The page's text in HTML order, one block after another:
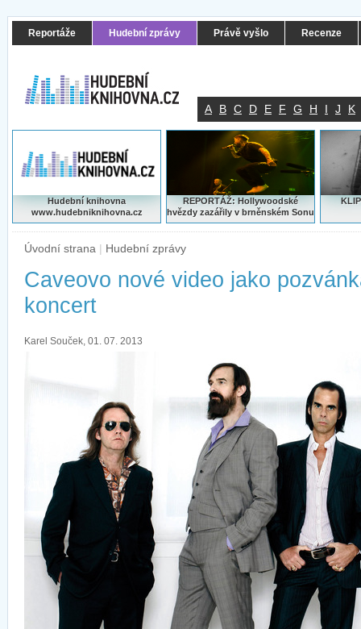
Reportáže Hudební zprávy Právě vyšlo Recenze
A B C D E F G H I J K
Hudební knihovna
www.hudebniknihovna.cz
REPORTÁŽ: Hollywoodské
hvězdy zazářily v brněnském Sonu
Úvodní strana | Hudební zprávy
Caveovo nové video jako
koncert
Karel Souček, 01. 07. 2013